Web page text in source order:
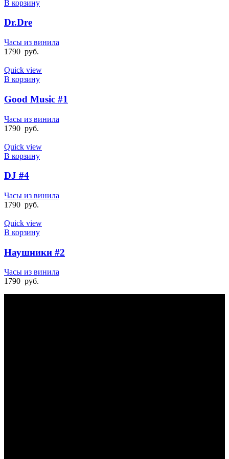
В корзину
Dr.Dre
Часы из винила
1790 руб.
Quick view
В корзину
Good Music #1
Часы из винила
1790 руб.
Quick view
В корзину
DJ #4
Часы из винила
1790 руб.
Quick view
В корзину
Наушники #2
Часы из винила
1790 руб.